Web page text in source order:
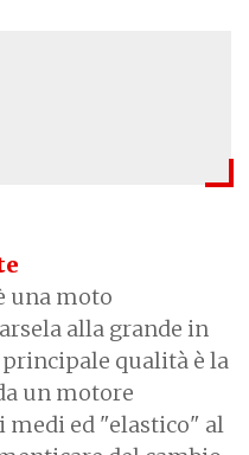
una moto
alla grande in
qualità è la
un motore
medi ed "elastico" al